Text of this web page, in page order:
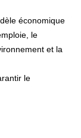
économique
le
et la
le